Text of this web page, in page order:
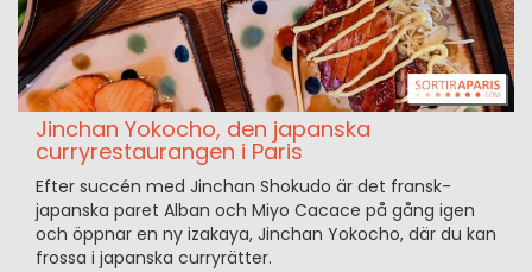
Jinchan Yokocho, den japanska
curryrestaurangen i Paris
Efter succén med Jinchan Shokudo är det fransk-
japanska paret Alban och Miyo Cacace på gång igen
och öppnar en ny izakaya, Jinchan Yokocho, där du kan
frossa i japanska curryrätter.